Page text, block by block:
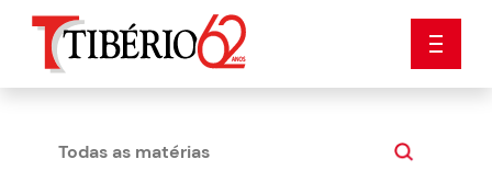
Todas as matérias Dicas